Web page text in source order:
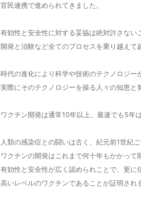
官民連携で進められてきました。
有効性と安全性に対する妥協は絶対許さない
開発と治験など全てのプロセスを乗り越えて
時代の進化により科学や技術のテクノロジー
実際にそのテクノロジーを操る人々の知恵と
ワクチン開発は通常10年以上、最速でも5年
人類の感染症との闘いは古く、紀元前1世紀
ワクチンの開発はこれまで何十年もかかって
有効性と安全性が広く認められことで、更に
高いレベルのワクチンであることが証明され